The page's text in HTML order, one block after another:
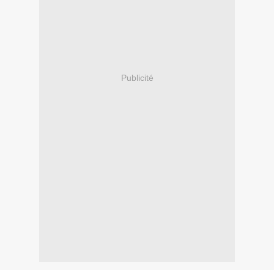
Publicité